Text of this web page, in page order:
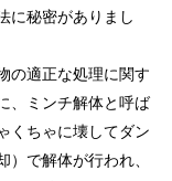
に秘密がありまし
の適正な処理に関す
、ミンチ解体と呼ば
くちゃに壊してダン
）で解体が行われ、